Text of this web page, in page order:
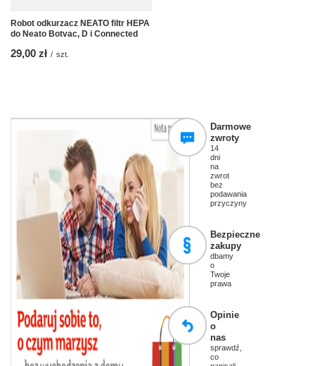
Robot odkurzacz NEATO filtr HEPA
do Neato Botvac, D i Connected
29,00 zł / szt.
Darmowe
zwroty
14
dni
na
zwrot
bez
podawania
przyczyny
Bezpieczne
zakupy
dbamy
o
Twoje
prawa
Opinie
o
nas
sprawdź,
co